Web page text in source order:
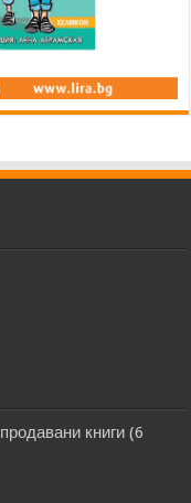
книги (6